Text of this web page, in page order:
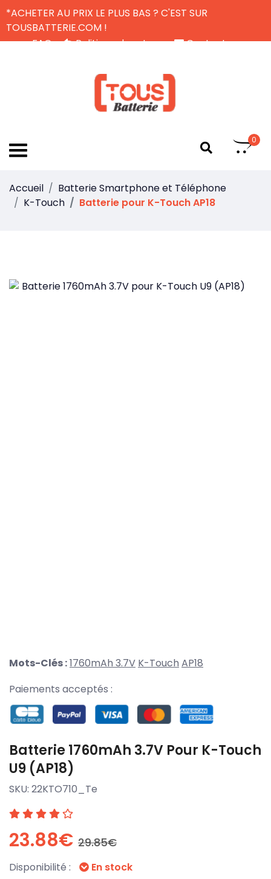
*ACHETER AU PRIX LE PLUS BAS ? C'EST SUR
TOUSBATTERIE.COM !
FAQ
Politique de retour
Contactez-nous
0
Accueil
Batterie Smartphone et Téléphone
K-Touch
Batterie pour K-Touch AP18
Mots-Clés :1760mAh 3.7V K-Touch AP18
Paiements acceptés :
Batterie 1760mAh 3.7V Pour K-Touch
U9 (AP18)
SKU: 22KTO710_Te
23.88€ 29.85€
Disponibilité : En stock